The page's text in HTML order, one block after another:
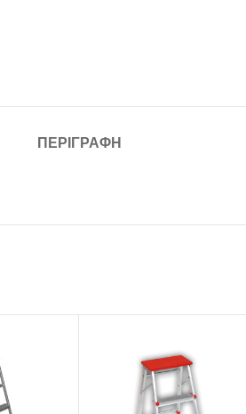
ΠΕΡΙΓΡΑΦΉ